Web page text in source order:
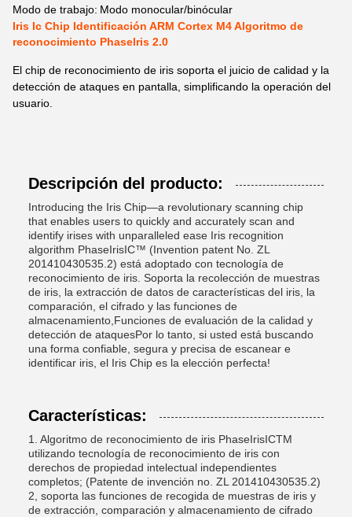
Modo de trabajo: Modo monocular/binócular
Iris Ic Chip Identificación ARM Cortex M4 Algoritmo de
reconocimiento Phaselris 2.0
El chip de reconocimiento de iris soporta el juicio de calidad y la
detección de ataques en pantalla, simplificando la operación del
usuario.
Descripción del producto:
Introducing the Iris Chip—a revolutionary scanning chip
that enables users to quickly and accurately scan and
identify irises with unparalleled ease Iris recognition
algorithm PhaseIrisIC™ (Invention patent No. ZL
201410430535.2) está adoptado con tecnología de
reconocimiento de iris. Soporta la recolección de muestras
de iris, la extracción de datos de características del iris, la
comparación, el cifrado y las funciones de
almacenamiento,Funciones de evaluación de la calidad y
detección de ataquesPor lo tanto, si usted está buscando
una forma confiable, segura y precisa de escanear e
identificar iris, el Iris Chip es la elección perfecta!
Características:
1. Algoritmo de reconocimiento de iris PhaseIrisICTM
utilizando tecnología de reconocimiento de iris con
derechos de propiedad intelectual independientes
completos; (Patente de invención no. ZL 201410430535.2)
2, soporta las funciones de recogida de muestras de iris y
de extracción, comparación y almacenamiento de cifrado